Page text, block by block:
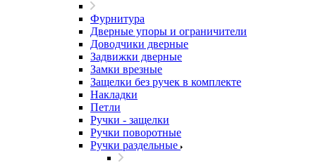
Фурнитура
Дверные упоры и ограничители
Доводчики дверные
Задвижки дверные
Замки врезные
Защелки без ручек в комплекте
Накладки
Петли
Ручки - защелки
Ручки поворотные
Ручки раздельные